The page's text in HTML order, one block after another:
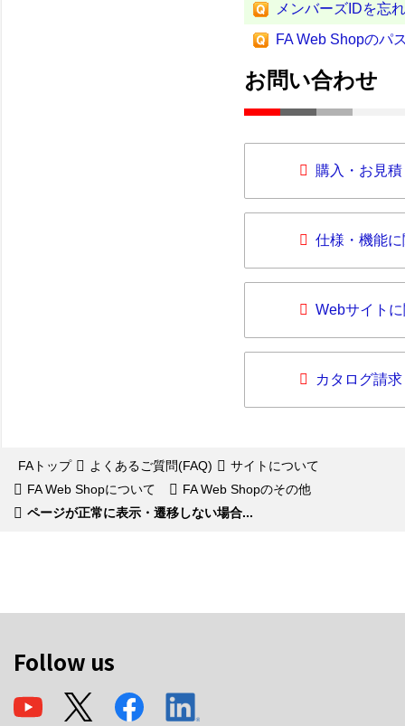
メンバーズIDを忘
FA Web Shopのパ
お問い合わせ
購入・お見
仕様・機能
Webサイト
カタログ請求
FAトップ よくあるご質問(FAQ)
サイトについて
FA Web Shopについて
FA Web Shopのその他
ページが正常に表示・遷移しない場合...
Follow us